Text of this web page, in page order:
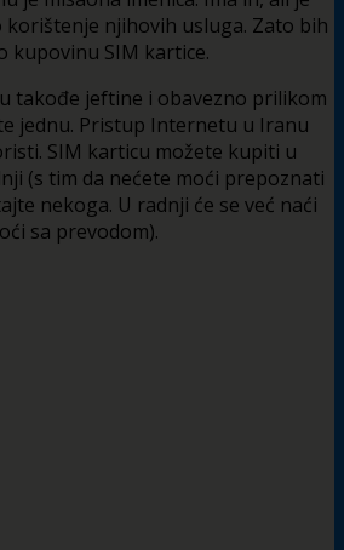
korištenje njihovih usluga. Zato bih
kupovinu SIM kartice.
takođe jeftine i obavezno prilikom
jednu. Pristup Internetu u Iranu
SIM karticu možete kupiti u
(s tim da nećete moći prepoznati
nekoga. U radnji će se već naći
sa prevodom).